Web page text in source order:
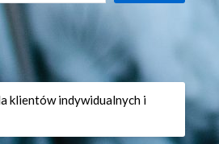
klientów indywidualnych i